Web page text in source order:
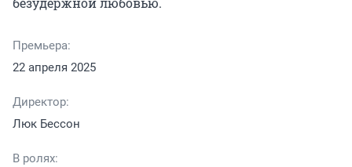
Премьера:
22 апреля 2025
Директор:
Люк Бессон
В ролях: